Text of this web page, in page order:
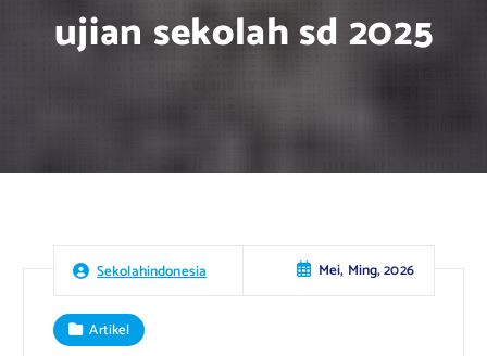
ujian sekolah sd 2025
Sekolahindonesia Mei, Ming, 2026
Artikel